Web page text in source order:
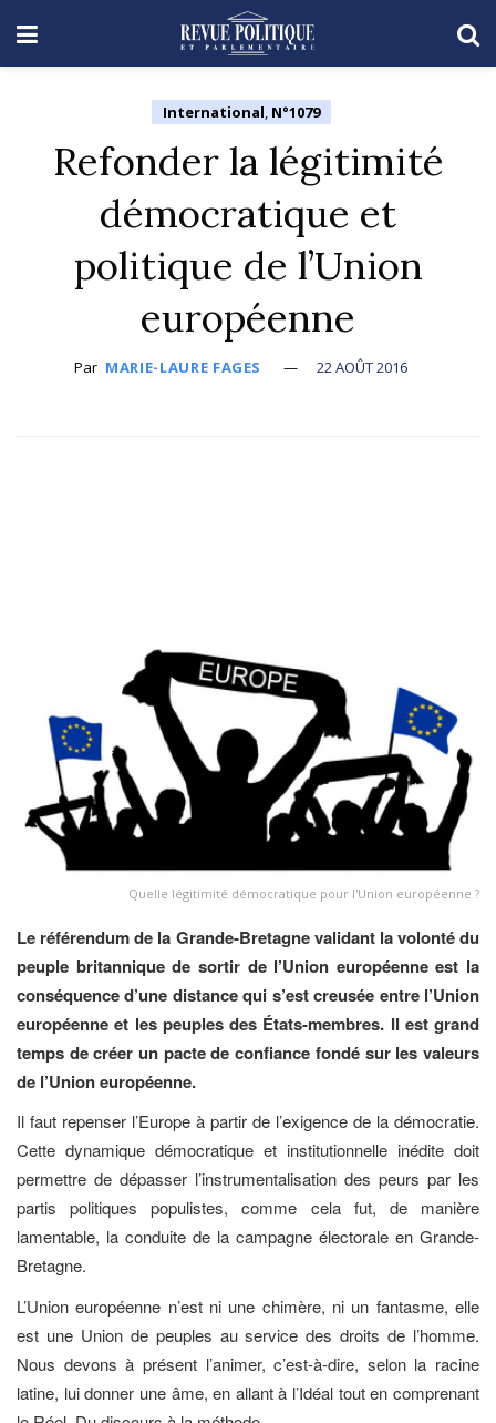
International, N°1079
Refonder la légitimité
démocratique et
politique de l’Union
européenne
Par MARIE-LAURE FAGES 22 AOÛT 2016
Quelle légitimité démocratique pour l'Union européenne ?
Le référendum de la Grande-Bretagne validant la volonté du
peuple britannique de sortir de l’Union européenne est la
conséquence d’une distance qui s’est creusée entre l’Union
européenne et les peuples des États-membres. Il est grand
temps de créer un pacte de confiance fondé sur les valeurs
de l’Union européenne.
Il faut repenser l’Europe à partir de l’exigence de la démocratie.
Cette dynamique démocratique et institutionnelle inédite doit
permettre de dépasser l’instrumentalisation des peurs par les
partis politiques populistes, comme cela fut, de manière
lamentable, la conduite de la campagne électorale en Grande-
Bretagne.
L’Union européenne n’est ni une chimère, ni un fantasme, elle
est une Union de peuples au service des droits de l’homme.
Nous devons à présent l’animer, c’est-à-dire, selon la racine
latine, lui donner une âme, en allant à l’Idéal tout en comprenant